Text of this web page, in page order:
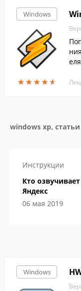
Windows
★★★★★
★★★★★
windows xp, статьи
Инструкции
Кто
Яндекс
06 мая 2019
Windows